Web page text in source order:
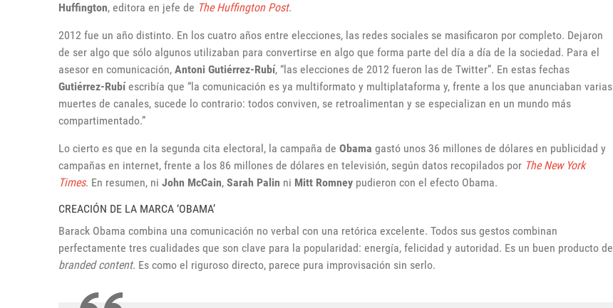
Huffington, editora en jefe de The HuffingtonPost.
2012 fue un año distinto. En los cuatro años entre elecciones, las redes sociales se masificaron por completo. Dejaron
de ser algo que sólo algunos utilizaban para convertirse en algo que forma parte del día a día de la sociedad. Para el
asesor en comunicación, Antoni Gutiérrez-Rubí, “las elecciones de 2012 fueron las de Twitter”. En estas fechas
Gutiérrez-Rubíescribía que “la comunicación es ya multiformato y multiplataforma y, frente a los que anunciaban varias
muertes de canales, sucede lo contrario: todos conviven, se retroalimentan y se especializan en un mundo más
compartimentado.”
Lo cierto es que en la segunda cita electoral, la campaña de Obama gastó unos 36 millones de dólares en publicidad y
campañas en internet, frente a los 86 millones de dólares en televisión, según datos recopilados por The New York
Times. En resumen, ni John McCain, Sarah Palin ni Mitt Romney pudieron con el efecto Obama.
CREACIÓN DE LA MARCA ‘OBAMA’
Barack Obama combina una comunicación no verbal con una retórica excelente. Todos sus gestos combinan
perfectamente tres cualidades que son clave para la popularidad: energía, felicidad y autoridad. Es un buen producto de
branded content. Es como el riguroso directo, parece pura improvisación sin serlo.